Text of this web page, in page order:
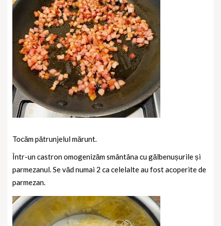
Tocăm pătrunjelul mărunt.
Într-un castron omogenizăm smântâna cu gălbenușurile și
parmezanul. Se văd numai 2 ca celelalte au fost acoperite de
parmezan.